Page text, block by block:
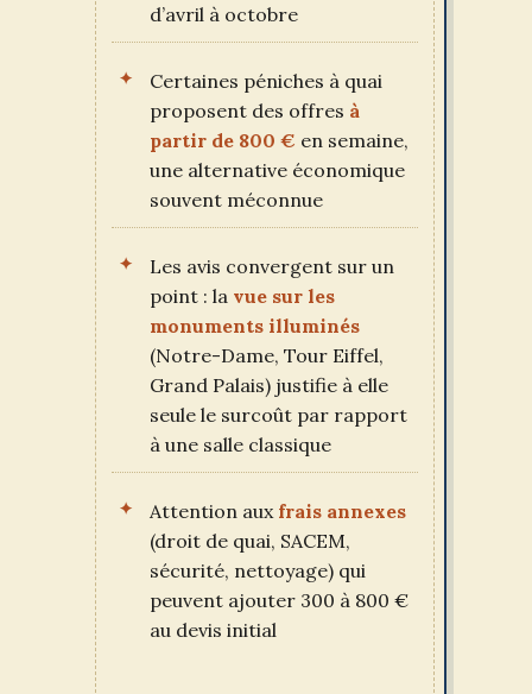
d’avril à octobre
Certaines péniches à quai
proposent des offres à
partir de 800 € en semaine,
une alternative économique
souvent méconnue
Les avis convergent sur un
point : la vue sur les
monuments illuminés
(Notre-Dame, Tour Eiffel,
Grand Palais) justifie à elle
seule le surcoût par rapport
à une salle classique
Attention aux frais annexes
(droit de quai, SACEM,
sécurité, nettoyage) qui
peuvent ajouter 300 à 800 €
au devis initial